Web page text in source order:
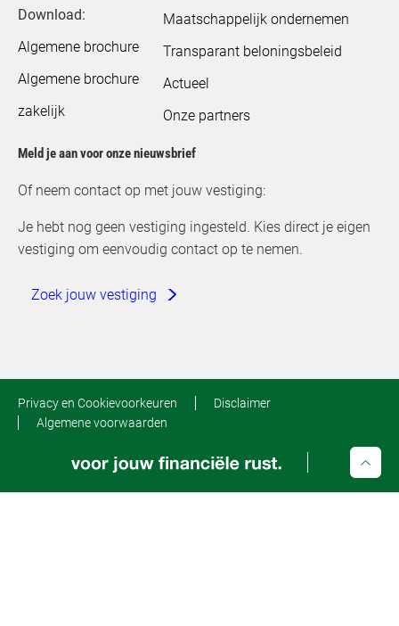
Download:
Algemene brochure
Algemene brochure
zakelijk
Maatschappelijk ondernemen
Transparant beloningsbeleid
Actueel
Onze partners
Meld je aan voor onze nieuwsbrief
Of neem contact op met jouw vestiging:
Je hebt nog geen vestiging ingesteld. Kies direct je eigen
vestiging om eenvoudig contact op te nemen.
Zoek jouw vestiging
Privacy en Cookievoorkeuren
Disclaimer
Algemene voorwaarden